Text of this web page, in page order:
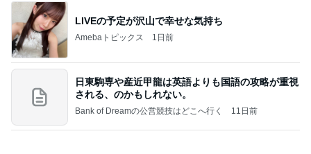
LIVEの予定が沢山で幸せな気持ち
Amebaトピックス 1日前
日東駒専や産近甲龍は英語よりも国語の攻略が重視
される、のかもしれない。
Bank of Dreamの公営競技はどこへ行く 11日前